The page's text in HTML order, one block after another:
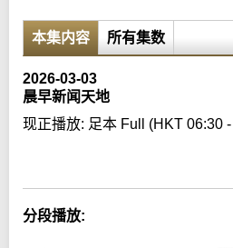
本集内容 所有集数
2026-03-03
晨早新闻天地
现正播放: 足本 Full (HKT 06:30
分段播放: